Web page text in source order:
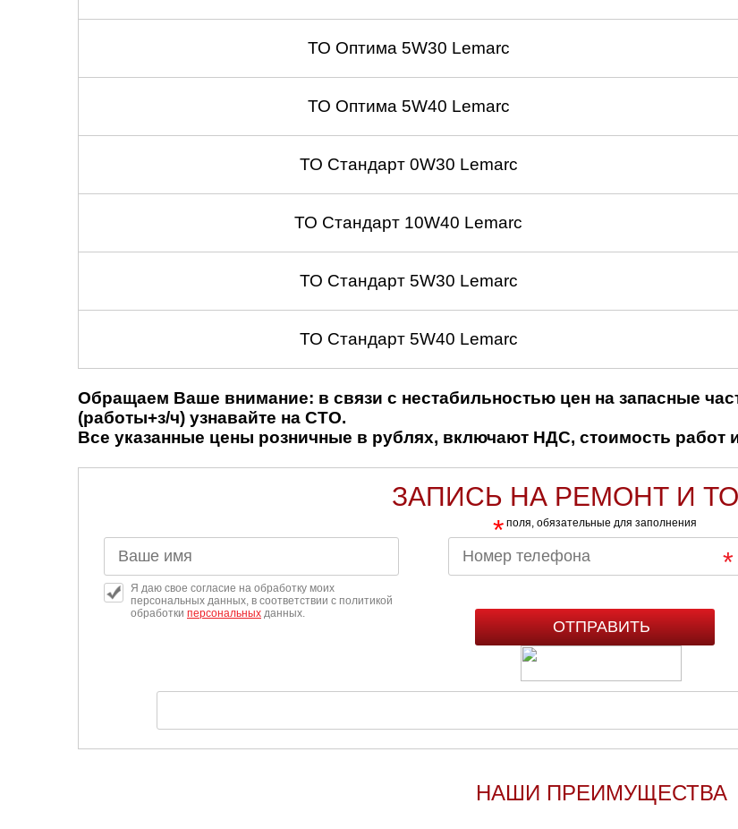
ТО Оптима 5W30 Lemarc
ТО Оптима 5W40 Lemarc
ТО Стандарт 0W30 Lemarc
ТО Стандарт 10W40 Lemarc
ТО Стандарт 5W30 Lemarc
ТО Стандарт 5W40 Lemarc
Обращаем Ваше внимание: в связи с нестабильностью цен на запасные
(работы+з/ч) узнавайте на СТО.
Все указанные цены розничные в рублях, включают НДС, стоимость работ
ЗАПИСЬ НА РЕМОНТ И ТО
* поля, обязательные для заполнения
Я даю свое согласие на обработку моих
персональных данных, в соответствии с политикой
обработки персональных данных.
НАШИ ПРЕИМУЩЕСТВА